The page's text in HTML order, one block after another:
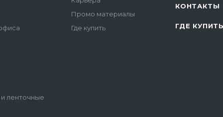
ленточные
Промо материалы
Где купить
КОНТАКТЫ
ГДЕ